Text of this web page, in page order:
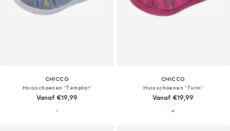
CHICCO
Huisschoenen 'Templar'
Vanaf €19,99
CHICCO
Huisschoenen 'Turin'
Vanaf €19,99